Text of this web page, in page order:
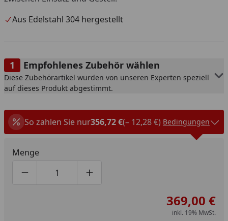
Aus Edelstahl 304 hergestellt
Empfohlenes Zubehör wählen
Diese Zubehörartikel wurden von unseren Experten speziell
auf dieses Produkt abgestimmt.
So zahlen Sie nur356,72 €(– 12,28 €) Bedingungen
Menge
Produktmenge um eins verringern
Produktmenge manuell eingeben
Produktmenge um eins erhöhen
369,00 €
inkl. 19% MwSt.